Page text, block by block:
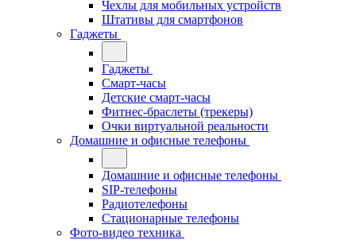
Чехлы для мобильных устройств
Штативы для смартфонов
Гаджеты
Гаджеты
Смарт-часы
Детские смарт-часы
Фитнес-браслеты (трекеры)
Очки виртуальной реальности
Домашние и офисные телефоны
Домашние и офисные телефоны
SIP-телефоны
Радиотелефоны
Стационарные телефоны
Фото-видео техника